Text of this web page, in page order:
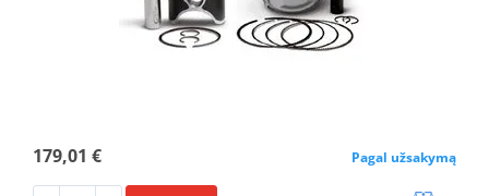
179,01 € Pagal užsakymą